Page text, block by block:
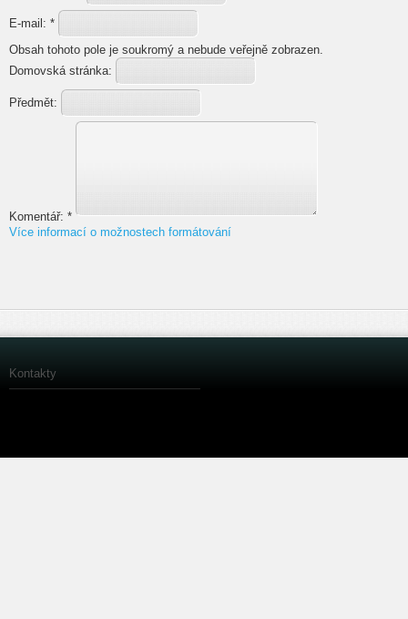
E-mail: *
Obsah tohoto pole je soukromý a nebude veřejně zobrazen.
Domovská stránka:
Předmět:
Komentář: *
Více informací o možnostech formátování
Kontakty